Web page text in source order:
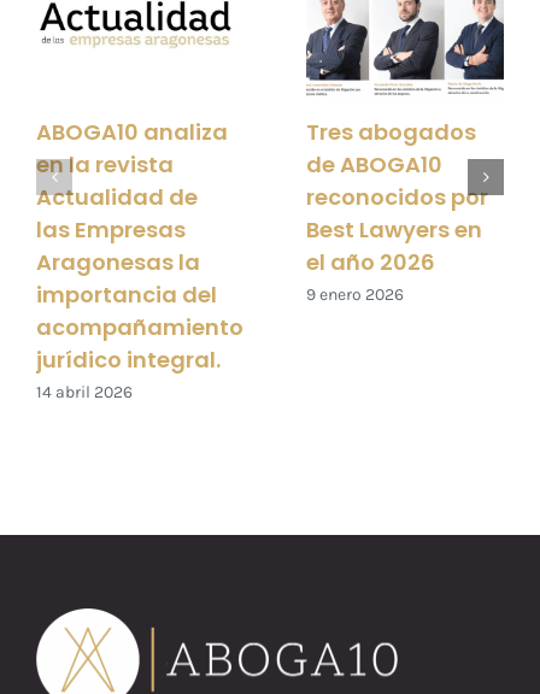
ABOGA10 analiza
en la revista
Actualidad de
las Empresas
Aragonesas la
importancia del
acompañamiento
jurídico integral.
14 abril 2026
Tres abogados
de ABOGA10
reconocidos por
Best Lawyers en
el año 2026
9 enero 2026